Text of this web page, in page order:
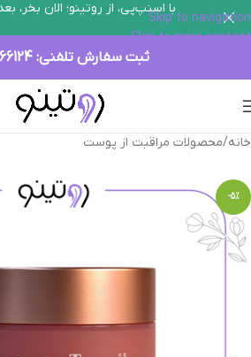
Skip to navigation
Skip to main content
با اسنپ‌پی، از روتینو؛ الان بخر،
ثبت سفارش تلفنی:
خانه/محصولات مراقبت از پوست
-5%